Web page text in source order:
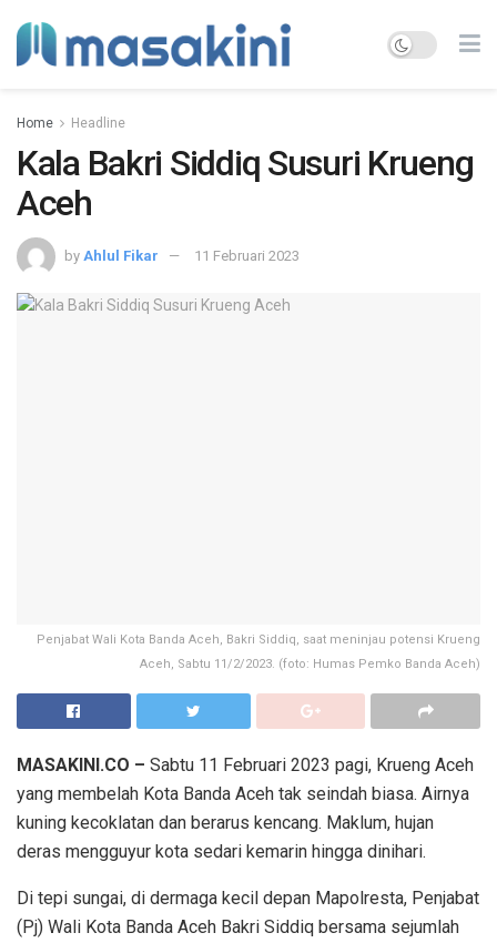
Home Headline
Kala Bakri Siddiq Susuri Krueng
Aceh
by Ahlul Fikar 11 Februari 2023
Penjabat Wali Kota Banda Aceh, Bakri Siddiq, saat meninjau potensi Krueng
Aceh, Sabtu 11/2/2023. (foto: Humas Pemko Banda Aceh)
MASAKINI.CO – Sabtu 11 Februari 2023 pagi, Krueng Aceh
yang membelah Kota Banda Aceh tak seindah biasa. Airnya
kuning kecoklatan dan berarus kencang. Maklum, hujan
deras mengguyur kota sedari kemarin hingga dinihari.
Di tepi sungai, di dermaga kecil depan Mapolresta, Penjabat
(Pj) Wali Kota Banda Aceh Bakri Siddiq bersama sejumlah